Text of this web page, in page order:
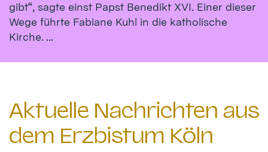
gibt“, sagte einst Papst Benedikt XVI. Einer dieser
Wege führte Fabiane Kuhl in die katholische
Kirche. ...
Aktuelle Nachrichten aus
dem Erzbistum Köln